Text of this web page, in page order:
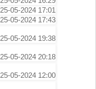
25-05-2024 17:01
25-05-2024 17:43
25-05-2024 19:38
25-05-2024 20:18
25-05-2024 12:00